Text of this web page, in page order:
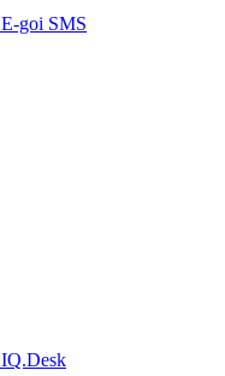
E-goi SMS
IQ.Desk